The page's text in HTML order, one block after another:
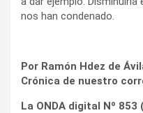
nos han condenado.
Por Ramón Hdez de
Crónica de nuestro
La ONDA digital Nº 853